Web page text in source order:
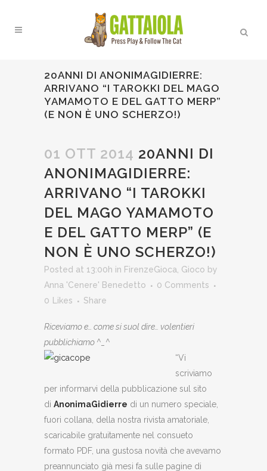
20ANNI DI ANONIMAGIDIERRE:
ARRIVANO “I TAROKKI DEL MAGO
YAMAMOTO E DEL GATTO MERP”
(E NON È UNO SCHERZO!)
01 OTT 2014 20ANNI DI
ANONIMAGIDIERRE:
ARRIVANO “I TAROKKI
DEL MAGO YAMAMOTO
E DEL GATTO MERP” (E
NON È UNO SCHERZO!)
Posted at 13:00h in FirenzeGioca Gioco by
Anna 'Cenere' Benedetto
0 Comments
0
Likes Share
Riceviamo e… come si suol dire… volentieri
pubblichiamo ^_^
“Vi
scriviamo
per informarvi della pubblicazione sul sito
di AnonimaGidierre di un numero speciale,
fuori collana, della nostra rivista amatoriale,
scaricabile gratuitamente nel consueto
formato PDF, una gustosa novità che avevamo
preannunciato già mesi fa sulle pagine di